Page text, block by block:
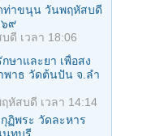
ท่าขนุน วันพฤหัสบดี
๙
ดี เวลา 18:06
ษาและยา เพื่อสง
พาธ วัดต้นปัน จ.ลํา
หัสบดี เวลา 14:14
พระ วัดละหาร